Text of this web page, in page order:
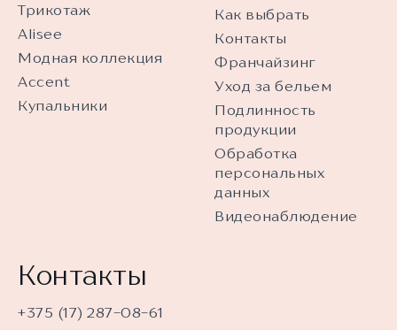
Трикотаж
Alisee
Модная коллекция
Accent
Купальники
Как выбрать
Контакты
Франчайзинг
Уход за бельем
Подлинность
продукции
Обработка
персональных
данных
Видеонаблюдение
Контакты
+375 (17) 287-08-61